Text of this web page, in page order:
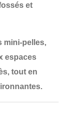
et
mini-pelles,
espaces
, tout en
.